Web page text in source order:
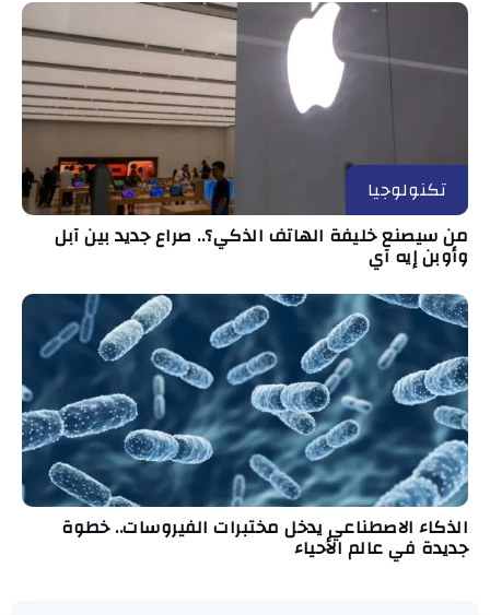
تكنولوجيا
من سيصنع خليفة الهاتف الذكي؟.. صراع جديد بين آبل
وأوبن إيه آي
الذكاء الاصطناعي يدخل مختبرات الفيروسات.. خطوة
جديدة في عالم الأحياء